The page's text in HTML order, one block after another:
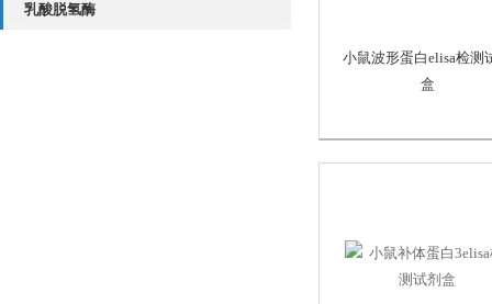
乳酸脱氢酶
小鼠波形蛋白elisa检测
盒